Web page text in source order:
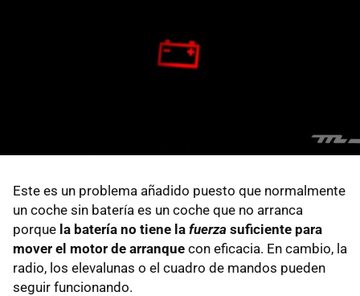
Este es un problema añadido puesto que normalmente
un coche sin batería es un coche que no arranca
porque la batería no tiene la fuerza suficiente para
mover el motor de arranque con eficacia. En cambio, la
radio, los elevalunas o el cuadro de mandos pueden
seguir funcionando.